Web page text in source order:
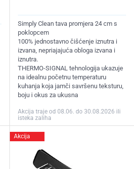
Simply Clean tava promjera 24 cm s
poklopcem
100% jednostavno čišćenje iznutra i
izvana, nepriajajuća obloga izvana i
iznutra.
THERMO-SIGNAL tehnologija ukazuje
na idealnu početnu temperaturu
kuhanja koja jamči savršenu teksturu,
boju i okus za ukusna
Akcija traje od 08.06. do 30.08.2026 ili
isteka zaliha
Akcija